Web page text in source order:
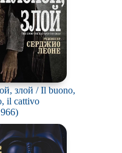
злой / Il buono,
il cattivo